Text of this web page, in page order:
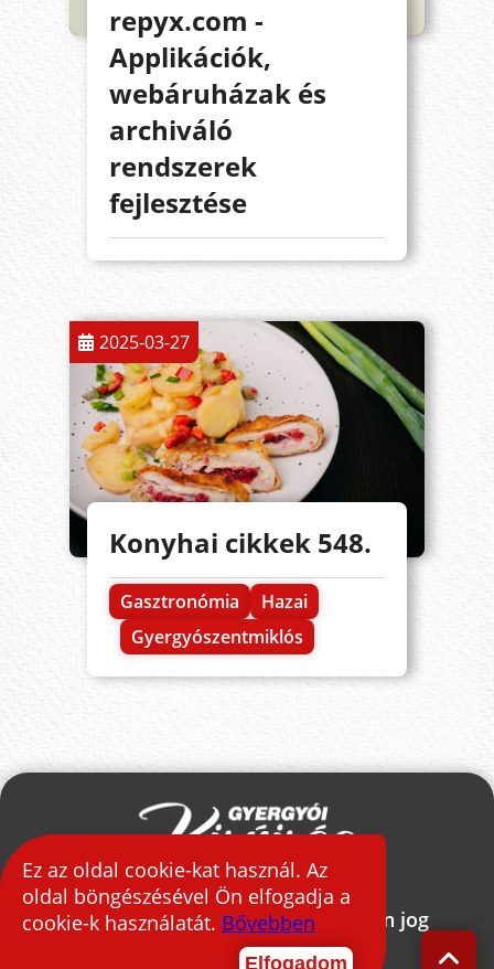
repyx.com -
Applikációk,
webáruházak és
archiváló
rendszerek
fejlesztése
2025-03-27
Konyhai cikkek 548.
Gasztronómia
Hazai
Gyergyószentmiklós
2026 © Gyergyói Kisújság - Minden jog
fenntartva.
Ez az oldal cookie-kat használ. Az
oldal böngészésével Ön elfogadja a
cookie-k használatát. Bővebben
Elfogadom